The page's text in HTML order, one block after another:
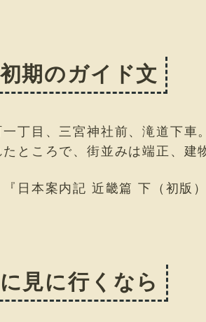
期のガイド文
一丁目、三宮神社前、滝道下車
ところで、街並みは端正、建
日本案内記 近畿篇 下（初版
見に行くなら